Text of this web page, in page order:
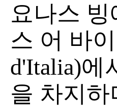
요나스 빙
스 어 바
d'Italia)에
을 차지하